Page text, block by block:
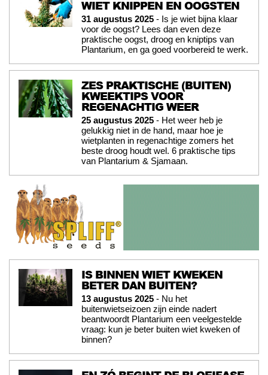
WIET KNIPPEN EN OOGSTEN
31 augustus 2025 - Is je wiet bijna klaar
voor de oogst? Lees dan even deze
praktische oogst, droog en kniptips van
Plantarium, en ga goed voorbereid te werk.
ZES PRAKTISCHE (BUITEN)
KWEEKTIPS VOOR
REGENACHTIG WEER
25 augustus 2025 - Het weer heb je
gelukkig niet in de hand, maar hoe je
wietplanten in regenachtige zomers het
beste droog houdt wel. 6 praktische tips
van Plantarium & Sjamaan.
IS BINNEN WIET KWEKEN
BETER DAN BUITEN?
13 augustus 2025 - Nu het
buitenwietseizoen zijn einde nadert
beantwoordt Plantarium een veelgestelde
vraag: kun je beter buiten wiet kweken of
binnen?